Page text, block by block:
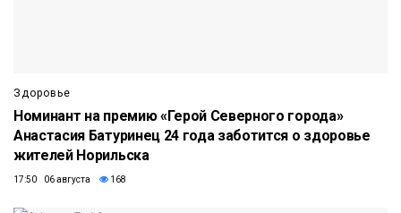
Здоровье
Номинант на премию «Герой Северного города»
Анастасия Батуринец 24 года заботится о здоровье
жителей Норильска
17:50 06 августа 168